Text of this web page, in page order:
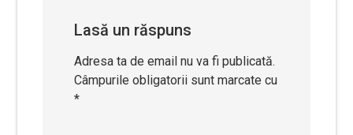
Lasă un răspuns
Adresa ta de email nu va fi publicată.
Câmpurile obligatorii sunt marcate cu
*